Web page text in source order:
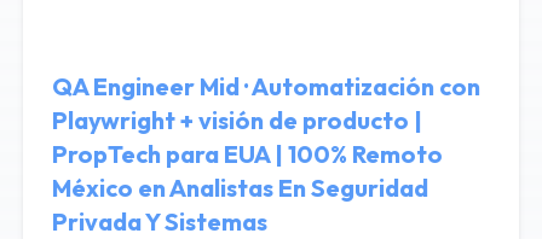
QA Engineer Mid · Automatización con
Playwright + visión de producto |
PropTech para EUA | 100% Remoto
México en Analistas En Seguridad
Privada Y Sistemas